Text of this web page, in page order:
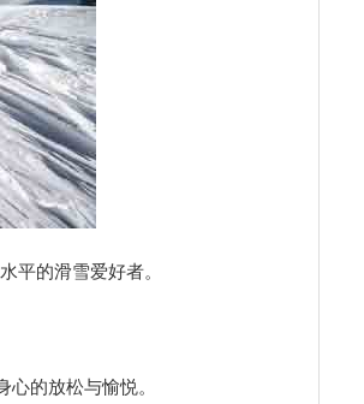
平的滑雪爱好者。
的放松与愉悦。